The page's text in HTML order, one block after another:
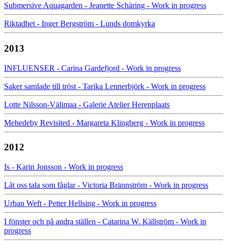
Submersive Aquagarden - Jeanette Schäring - Work in progress
Riktadhet - Inger Bergström - Lunds domkyrka
2013
INFLUENSER - Carina Gardefjord - Work in progress
Saker samlade till tröst - Tarika Lennerbjörk - Work in progress
Lotte Nilsson-Välimaa - Galerie Atelier Herenplaats
Mehedeby Revisited - Margareta Klingberg - Work in progress
2012
Is - Karin Jonsson - Work in progress
Låt oss tala som fåglar - Victoria Brännström - Work in progress
Urban Weft - Petter Hellsing - Work in progress
I fönster och på andra ställen - Catarina W. Källström - Work in
progress